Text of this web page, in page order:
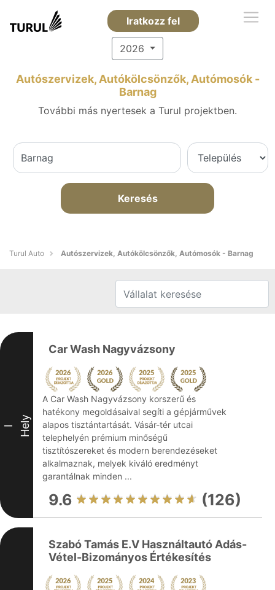
Iratkozz fel
2026
Autószervizek, Autókölcsönzők, Autómosók -
Barnag
További más nyertesek a Turul projektben.
Keresés
Turul Auto Autószervizek, Autókölcsönzők, Autómosók - Barnag
I Hely
Car Wash Nagyvázsony
A Car Wash Nagyvázsony korszerű és
hatékony megoldásaival segíti a gépjárművek
alapos tisztántartását. Vásár-tér utcai
telephelyén prémium minőségű
tisztítószereket és modern berendezéseket
alkalmaznak, melyek kiváló eredményt
garantálnak minden ...
9.6 (126)
Szabó Tamás E.V Használtautó Adás-
Vétel-Bizományos Értékesítés